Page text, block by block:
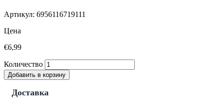
Артикул: 6956116719111
Цена
€6,99
Количество
Добавить в корзину
Доставка